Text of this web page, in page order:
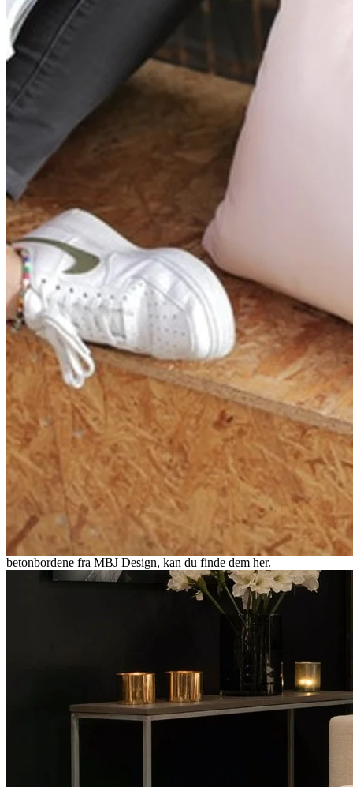
Beton er et naturmateriale, og ved støbning anvendes cement,
ballast, sand og vand. Det betyder, at hver enkelt skive bliver unik.
Bordets understel kan fås i tre forskellige udførelser: klassiske
bordben, kube eller halvkube. Det er også muligt at vælge mellem
galvaniseret understel og sortlakeret understel.
Overfladebehandlingen på betonskiven samt det galvaniserede
understel gør, at bordene egner sig til både indendørs og udendørs
brug. Hele produktionsprocessen tager 4-5 uger fra støbning af
betonskiven. Hos Bra Innemöbler kan vi levere bordene fra MBJ
Design inden for 2-4 uger. Hvis du vil se flere billeder af
betonbordene fra MBJ Design, kan du finde dem her.